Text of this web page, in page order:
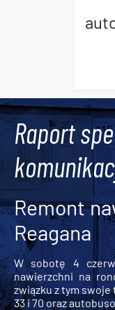
Raport
Remont
Reagana
W sobotę 4
nawierzchni na
związku z tym swoje
33 i 70 oraz